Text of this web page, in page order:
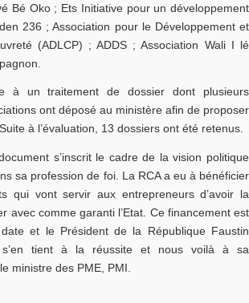
Bé Oko ; Ets Initiative pour un développement
236 ; Association pour le Développement et
(ADLCP) ; ADDS ; Association Wali I lé
à un traitement de dossier dont plusieurs
ont déposé au ministère afin de proposer
à l’évaluation, 13 dossiers ont été retenus.
s’inscrit le cadre de la vision politique
sa profession de foi. La RCA a eu à bénéficier
qui vont servir aux entrepreneurs d’avoir la
avec comme garanti l’Etat. Ce financement est
et le Président de la République Faustin
s’en tient à la réussite et nous voilà à sa
ministre des PME, PMI.